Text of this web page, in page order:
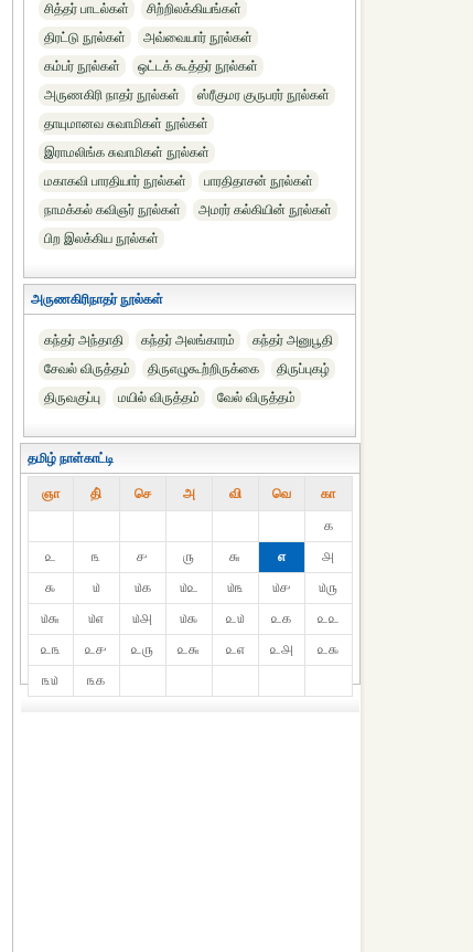
சித்தர் பாடல்கள்
சிற்றிலக்கியங்கள்
திரட்டு நூல்கள்
அவ்வையார் நூல்கள்
கம்பர் நூல்கள்
ஒட்டக் கூத்தர் நூல்கள்
அருணகிரி நாதர் நூல்கள்
ஸ்ரீகுமர குருபரர் நூல்கள்
தாயுமானவ சுவாமிகள் நூல்கள்
இராமலிங்க சுவாமிகள் நூல்கள்
மகாகவி பாரதியார் நூல்கள்
பாரதிதாசன் நூல்கள்
நாமக்கல் கவிஞர் நூல்கள்
அமரர் கல்கியின் நூல்கள்
பிற இலக்கிய நூல்கள்
அருணகிரிநாதர் நூல்கள்
கந்தர் அந்தாதி கந்தர் அலங்காரம்
கந்தர் அனுபூதி
சேவல் விருத்தம்
திருஎழுகூற்றிருக்கை
திருப்புகழ்
திருவகுப்பு
மயில் விருத்தம் வேல் விருத்தம்
தமிழ் நாள்காட்டி
ஞா தி் செ அ வி வெ கா
௧
௨
௩ ௪ ௫ ௬ ௭
௮
௯
௰ ௰௧ ௰௨ ௰௩ ௰௪
௰௫
௰௬
௰௭ ௰௮ ௰௯ ௨௰ ௨௧
௨௨
௨௩
௨௪ ௨௫ ௨௬ ௨௭ ௨௮
௨௯
௩௰
௩௧